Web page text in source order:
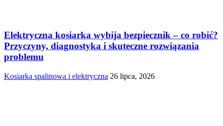
Elektryczna kosiarka wybija bezpiecznik – co robić?
Przyczyny, diagnostyka i skuteczne rozwiązania
problemu
Kosiarka spalinowa i elektryczna 26 lipca, 2026